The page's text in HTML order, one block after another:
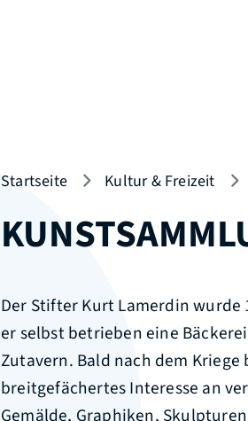
Startseite Kultur & Freizeit
Der Stifter Kurt Lamerdin wurde
er selbst betrieben eine
Zutavern. Bald nach dem
breitgefächertes Interesse an
Gemälde, Graphiken,